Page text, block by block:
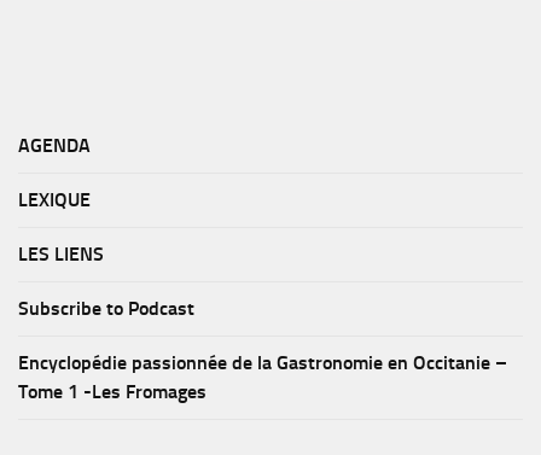
AGENDA
LEXIQUE
LES LIENS
Subscribe to Podcast
Encyclopédie passionnée de la Gastronomie en Occitanie –
Tome 1 -Les Fromages